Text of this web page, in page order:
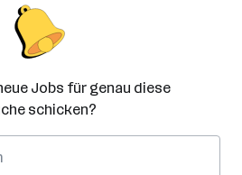
Jobs für genau diese
schicken?